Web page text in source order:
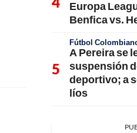
Europa
Benfica vs.
Fútbol
A Pereira se
suspensión
deportivo; a
líos